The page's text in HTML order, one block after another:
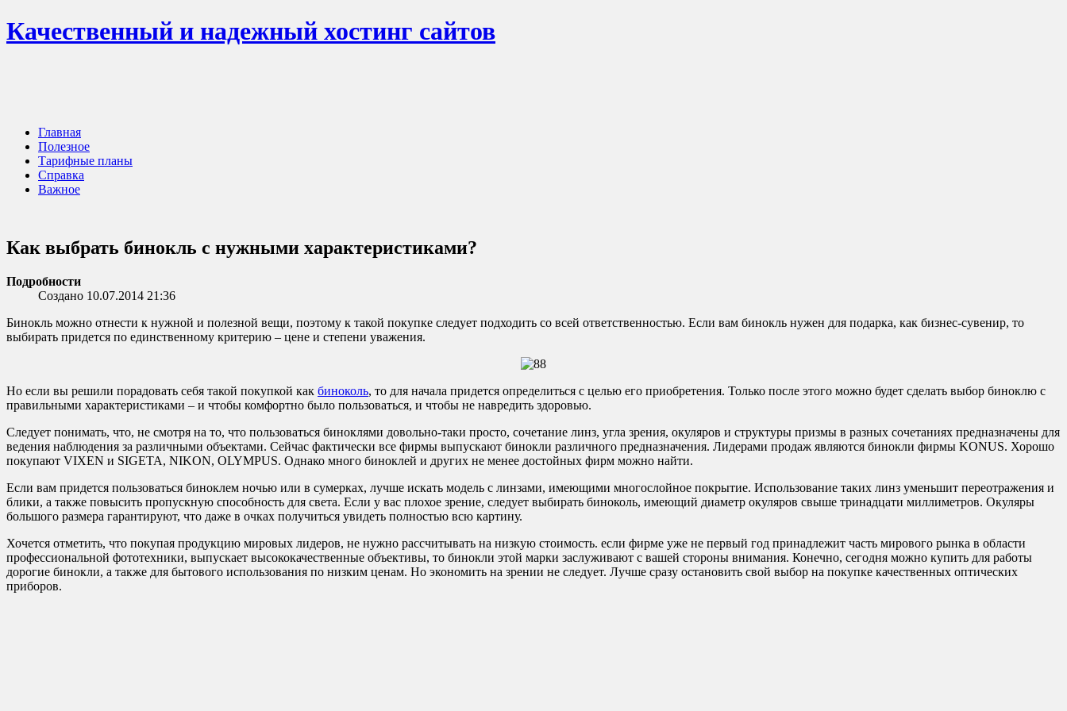
Качественный и надежный хостинг сайтов
Главная
Полезное
Тарифные планы
Справка
Важное
Как выбрать бинокль с нужными характеристиками?
Подробности
Создано 10.07.2014 21:36
Бинокль можно отнести к нужной и полезной вещи, поэтому к такой покупке следует подходить со всей ответственностью. Если вам бинокль нужен для подарка, как бизнес-сувенир, то
выбирать придется по единственному критерию – цене и степени уважения.
Но если вы решили порадовать себя такой покупкой как биноколь, то для начала придется определиться с целью его приобретения. Только после этого можно будет сделать выбор биноклю с
правильными характеристиками – и чтобы комфортно было пользоваться, и чтобы не навредить здоровью.
Следует понимать, что, не смотря на то, что пользоваться биноклями довольно-таки просто, сочетание линз, угла зрения, окуляров и структуры призмы в разных сочетаниях предназначены для
ведения наблюдения за различными объектами. Сейчас фактически все фирмы выпускают бинокли различного предназначения. Лидерами продаж являются бинокли фирмы KONUS. Хорошо
покупают VIXEN и SIGETA, NIKON, OLYMPUS. Однако много биноклей и других не менее достойных фирм можно найти.
Если вам придется пользоваться биноклем ночью или в сумерках, лучше искать модель с линзами, имеющими многослойное покрытие. Использование таких линз уменьшит переотражения и
блики, а также повысить пропускную способность для света. Если у вас плохое зрение, следует выбирать биноколь, имеющий диаметр окуляров свыше тринадцати миллиметров. Окуляры
большого размера гарантируют, что даже в очках получиться увидеть полностью всю картину.
Хочется отметить, что покупая продукцию мировых лидеров, не нужно рассчитывать на низкую стоимость. если фирме уже не первый год принадлежит часть мирового рынка в области
профессиональной фототехники, выпускает высококачественные объективы, то бинокли этой марки заслуживают с вашей стороны внимания. Конечно, сегодня можно купить для работы
дорогие бинокли, а также для бытового использования по низким ценам. Но экономить на зрении не следует. Лучше сразу остановить свой выбор на покупке качественных оптических
приборов.